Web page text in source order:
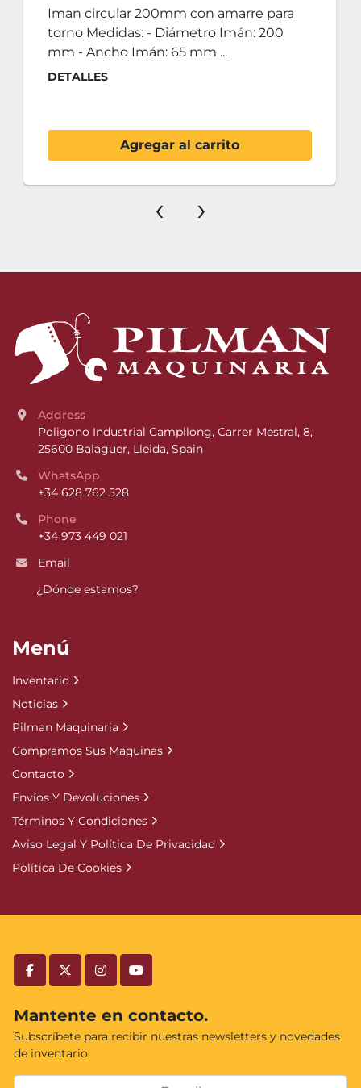
Iman circular 200mm con amarre para
torno Medidas: - Diámetro Imán: 200
mm - Ancho Imán: 65 mm ...
DETALLES
Agregar al carrito
‹ ›
facebooktwitterinstagramyoutube
Mantente en contacto.
Subscríbete para recibir nuestras newsletters y novedades
de inventario
Address
Poligono Industrial Campllong, Carrer Mestral, 8,
25600 Balaguer, Lleida, Spain
WhatsApp
+34 628 762 528
Phone
+34 973 449 021
Email
¿Dónde estamos?
Menú
Inventario
Noticias
Pilman Maquinaria
Compramos Sus Maquinas
Contacto
Envíos Y Devoluciones
Términos Y Condiciones
Aviso Legal Y Política De Privacidad
Política De Cookies